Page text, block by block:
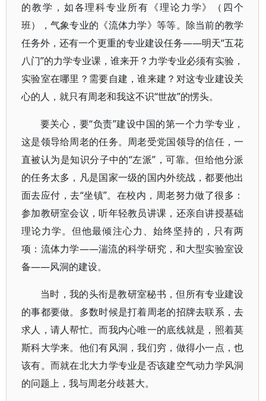
的教学，如各理科专业所有《理论力学》（四个
班），气象专业的《流体力学》等等。除当前的教学
任务外，还有一个更重的专业建设任务——明天“五花
八门”的力学专业课，谁来开？力学专业必须有实验，
实验室在哪里？需要自建，谁来建？对这专业建设关
心的人，就只有周老和我这不识“世故”的愣头。
要关心，要“负责”建设中国的第一个力学专业，
这是领导给周老的任务。周老受党国领导的信任，一
直被认为是知识分子中的“左派”，可靠。但给他分派
的任务太多，凡是国家一级的国内外统战，都要他出
面去应付，去“坐镇”。在校内，周老努力做了很多：
参加教研室会议，听年轻教员讲课，还亲自讲授基础
理论力学。但他最倾注心力、始终坚持的，只有两
项：流体力学——湍流的科学研究，和大型实验室设
备——风洞的建设。
当时，我的头衔是教研室秘书，但所有专业建设
的事都要做。多数时候是打着周老的招牌去联系，去
求人，请人帮忙。而我内心唯一的底线就是，照着莫
斯科大学来。他们有风洞，我们穷，做得小一点，也
该有。而就在北大力学专业是否该建空气动力学风洞
的问题上，我与周老分歧甚大。